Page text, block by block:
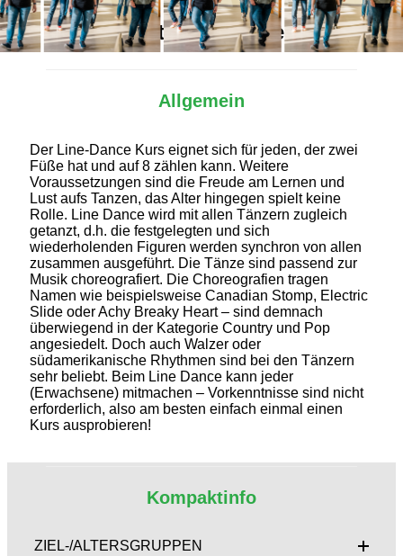
Alles Wichtige auf einen Blick
Allgemein
Der Line-Dance Kurs eignet sich für jeden, der zwei
Füße hat und auf 8 zählen kann. Weitere
Voraussetzungen sind die Freude am Lernen und
Lust aufs Tanzen, das Alter hingegen spielt keine
Rolle. Line Dance wird mit allen Tänzern zugleich
getanzt, d.h. die festgelegten und sich
wiederholenden Figuren werden synchron von allen
zusammen ausgeführt. Die Tänze sind passend zur
Musik choreografiert. Die Choreografien tragen
Namen wie beispielsweise Canadian Stomp, Electric
Slide oder Achy Breaky Heart – sind demnach
überwiegend in der Kategorie Country und Pop
angesiedelt. Doch auch Walzer oder
südamerikanische Rhythmen sind bei den Tänzern
sehr beliebt. Beim Line Dance kann jeder
(Erwachsene) mitmachen – Vorkenntnisse sind nicht
erforderlich, also am besten einfach einmal einen
Kurs ausprobieren!
Kompaktinfo
ZIEL-/ALTERSGRUPPEN